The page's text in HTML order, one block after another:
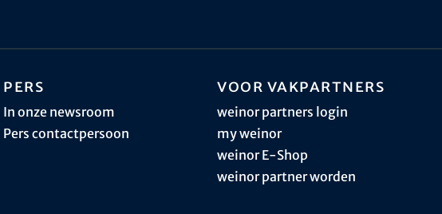
Pers
In onze newsroom
Pers contactpersoon
Voor vakpartners
weinor partners login
my weinor
weinor E-Shop
weinor partner worden